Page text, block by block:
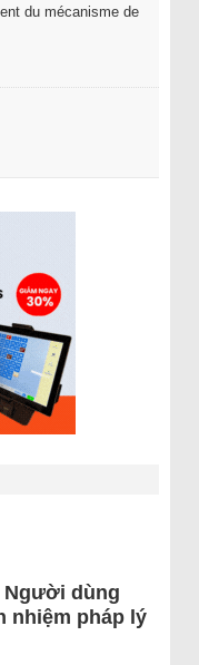
du mécanisme de
Người dùng
nhiệm pháp lý